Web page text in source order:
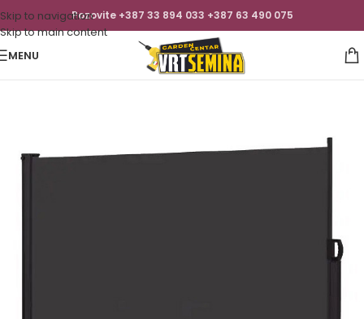
Skip to navigation
Skip to main content
Pozovite +387 33 894 033 +387 63 490 075
MENU